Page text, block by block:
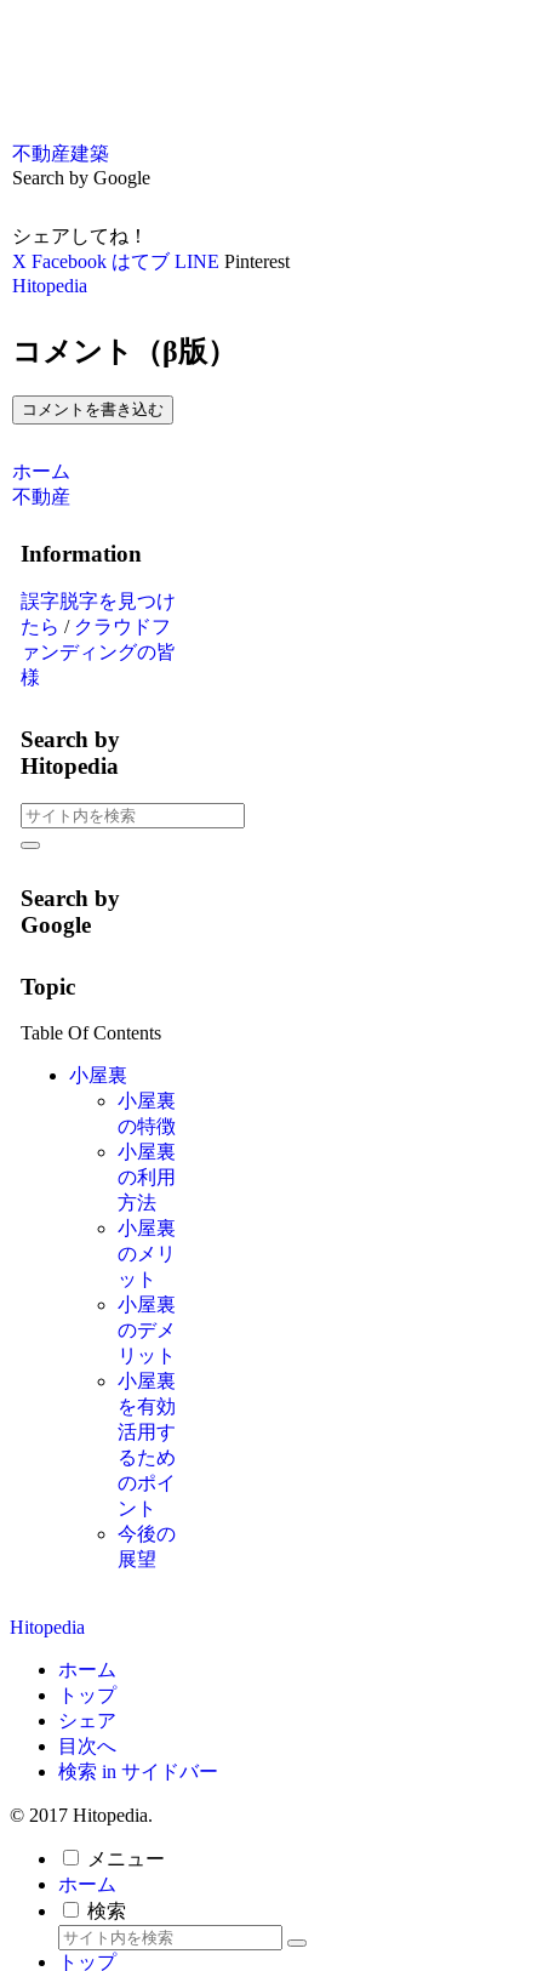
不動産建築
Search by Google
シェアしてね！
X Facebook はてブ LINE Pinterest
Hitopedia
コメント（β版）
コメントを書き込む
ホーム
不動産
Information
誤字脱字を見つけ
たら / クラウドフ
ァンディングの皆
様
Search by
Hitopedia
Search by
Google
Topic
Table Of Contents
小屋裏
小屋裏
の特徴
小屋裏
の利用
方法
小屋裏
のメリ
ット
小屋裏
のデメ
リット
小屋裏
を有効
活用す
るため
のポイ
ント
今後の
展望
Hitopedia
ホーム
トップ
シェア
目次へ
検索 in サイドバー
© 2017 Hitopedia.
メニュー
ホーム
検索
トップ